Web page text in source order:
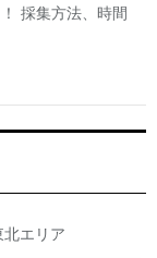
採集方法、時間
北エリア